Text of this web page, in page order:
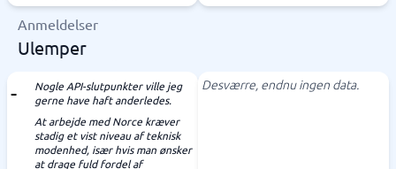
Anmeldelser
Ulemper
Nogle API-slutpunkter ville jeg
gerne have haft anderledes.
At arbejde med Norce kræver
stadig et vist niveau af teknisk
modenhed, især hvis man ønsker
at drage fuld fordel af
Desværre, endnu ingen data.